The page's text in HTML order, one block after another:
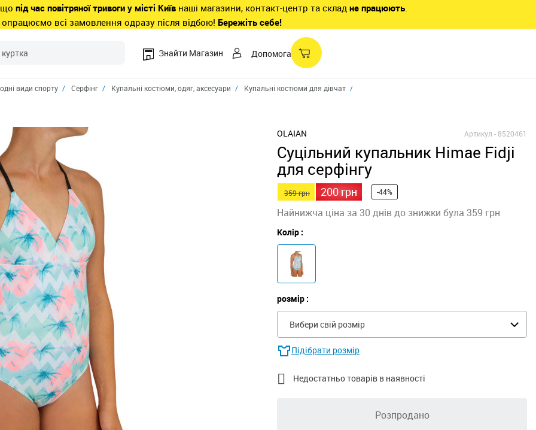
що під час повітряної тривоги у місті Київ наші магазини, контакт-центр та склад не працюють.
всі замовлення одразу після відбою! Бережіть себе!
Знайти Магазин Допомога
види спорту Серфінг Купальні костюми, одяг, аксесуари Купальні костюми для дівчат
OLAIAN Артикул -8520461
Суцільний купальник Himae Fidji
для серфінгу
359 грн 200 грн -44%
Найнижча ціна за 30 днів до знижки була 359 грн
Колір :
розмір :
Вибери свій розмір
Підібрати розмір
 Недостатньо товарів в наявності
Розпродано